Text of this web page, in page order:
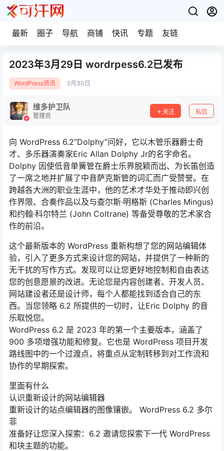
最新 圈子 导航 商铺 快讯 专题 友链
2023年3月29日 wordrpess6.2已发布
WordPress资讯 3月 30日
维多护卫队
管理员
关注 私信
向 WordPress 6.2“Dolphy”问好，它以木管乐器爵士奇
才、多乐器演奏家Eric Allan Dolphy Jr的名字命名。
Dolphy 因使低音单簧管在爵士乐界脱颖而出、为长笛创造
了一席之地并扩展了中音萨克斯管的词汇而广受赞誉。在
跨越各大洲的职业生涯中，他的艺术才华处于推动即兴创
作界限、合奏作品以及与查尔斯·明格斯 (Charles Mingus)
和约翰·科尔特兰 (John Coltrane) 等备受尊敬的艺术家合
作的前沿。
这个最新版本的 WordPress 重新构想了您的网站编辑体
验，引入了更多方式来设计您的网站，并提供了一种新的
无干扰的写作方式。发现可以让您更好地控制和自由表达
您的创意愿景的改进。无论您是内容创建者、开发人员、
网站建设者还是设计师，每个人都能找到适合自己的东
西。当您领略 6.2 所提供的一切时，让Eric Dolphy 的音
乐取悦您。
WordPress 6.2 是 2023 年的第一个主要版本，涵盖了
900 多项增强功能和修复。它也是 WordPress 项目开发
路线图中的一个过渡点，将重点从定制转移到对工作流和
协作的早期探索。
里面有什么
认识重新设计的网站编辑器
重新设计的站点编辑器的图像镶嵌。 WordPress 6.2 多尔
菲
准备好让您深入探索：6.2 邀请您探索下一代 WordPress
和块主题的功能。